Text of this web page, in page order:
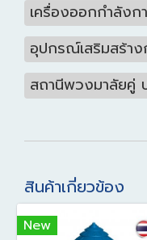
เครื่องออกกำลังก
อุปกรณ์เสริมสร้าง
สถานีพวงมาลัยคู่
สินค้าเกี่ยวข้อง
New